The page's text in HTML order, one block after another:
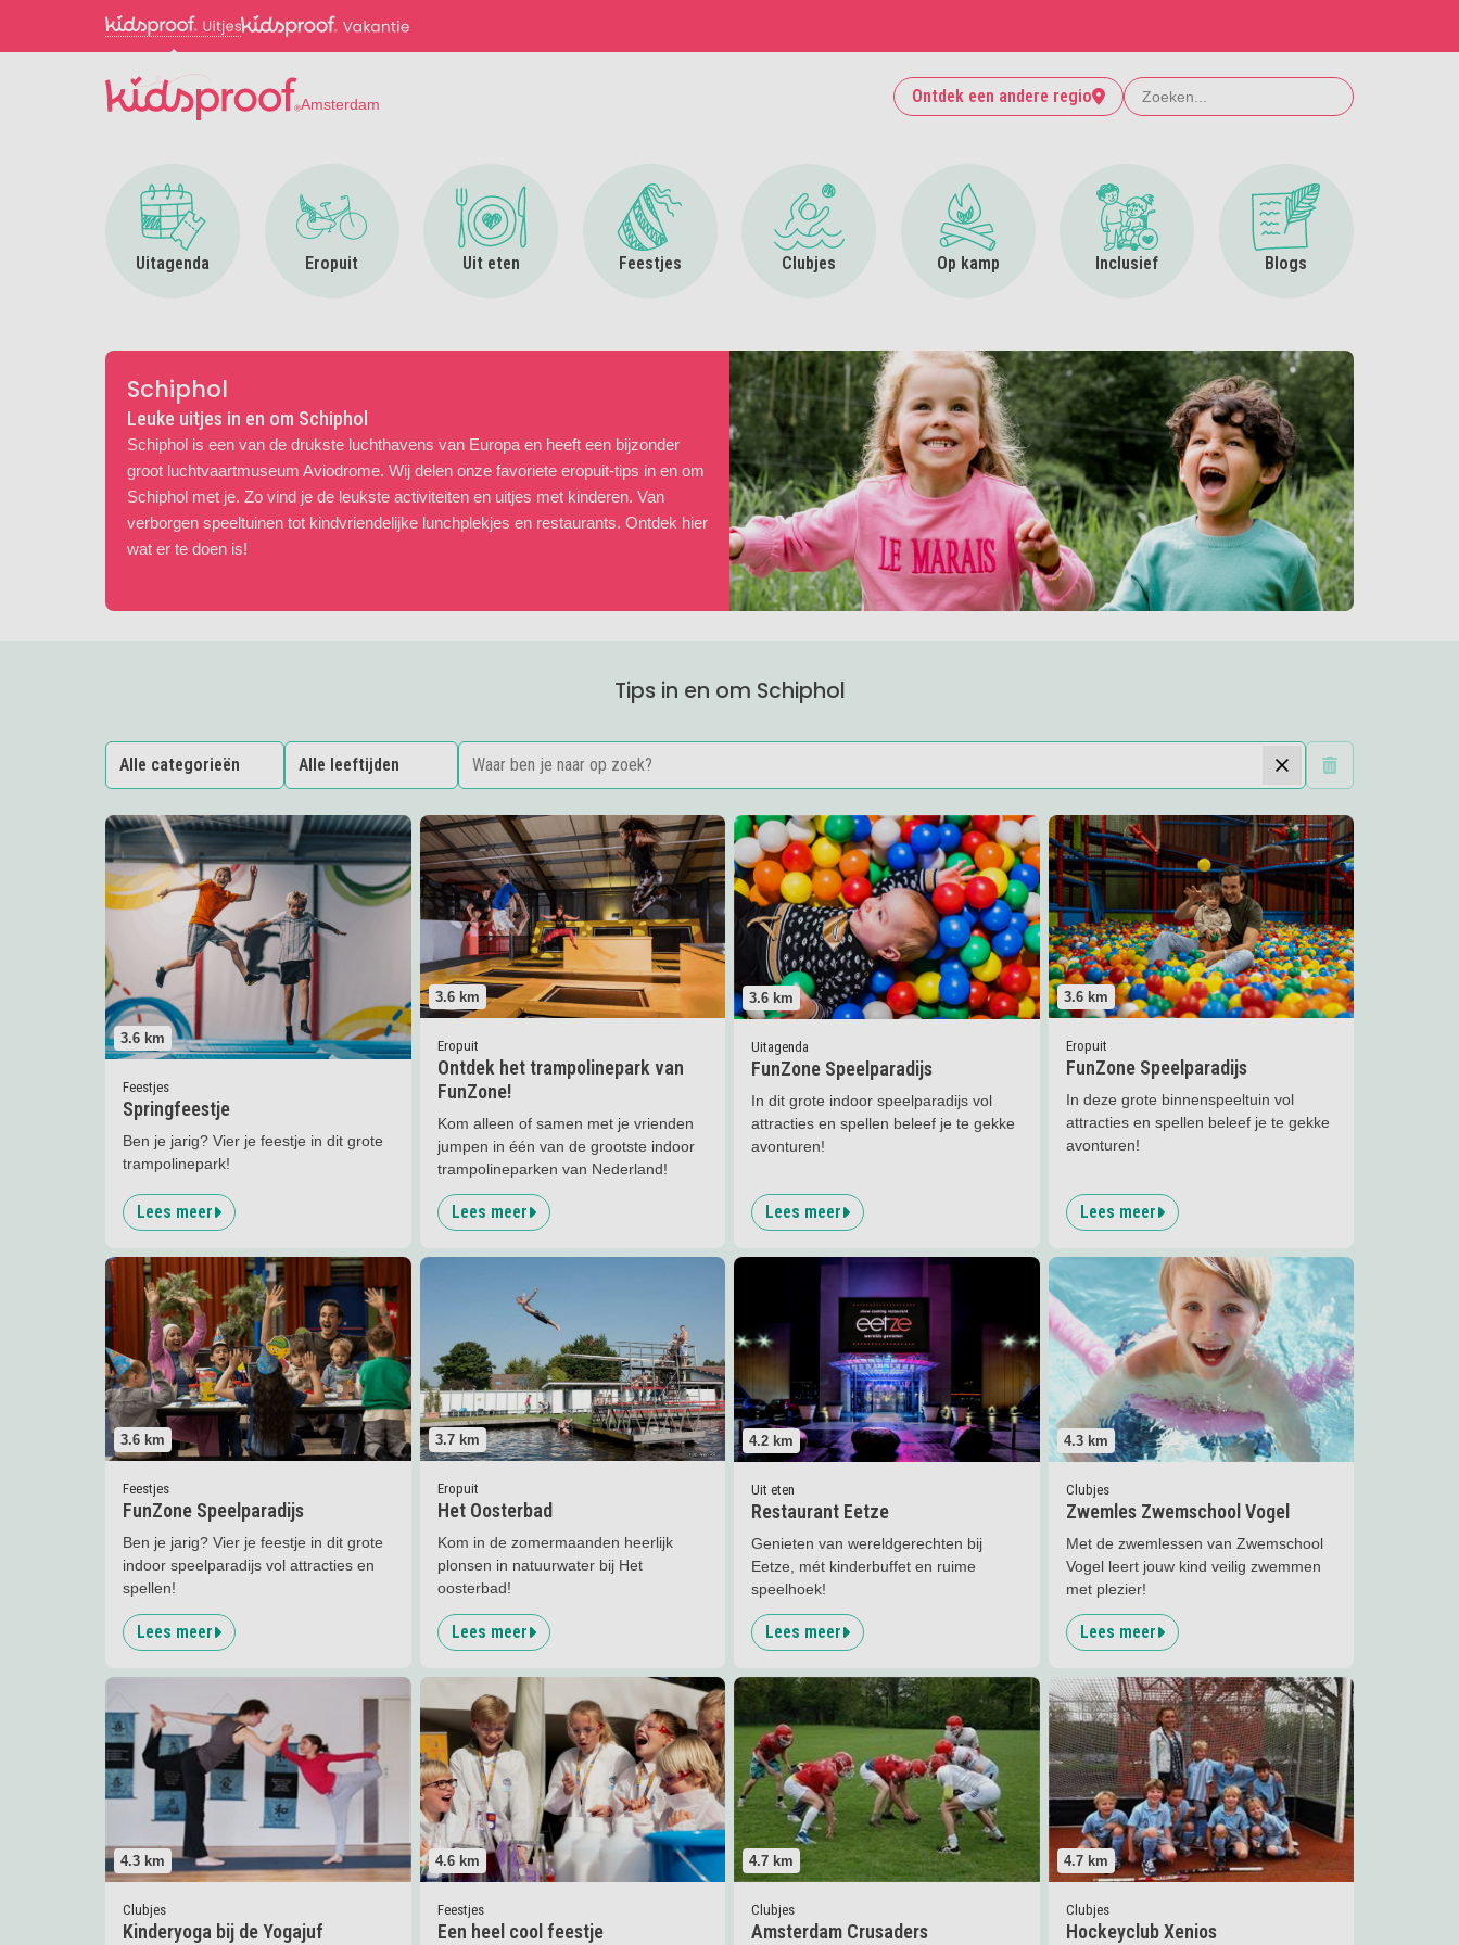
Amsterdam Ontdek een andere regio Zoeken
Uitagenda
Ga naar Uitagenda
Eropuit
Ga naar Eropuit
Uit eten
Ga naar Uit eten
Feestjes
Ga naar Feestjes
Clubjes
Ga naar Clubjes
Op kamp
Ga naar Op kamp
Inclusief
Ga naar Inclusief
Blogs
Ga naar Blogs
Schiphol
Leuke uitjes in en om Schiphol
Schiphol is een van de drukste luchthavens van Europa en heeft een bijzonder
groot luchtvaartmuseum Aviodrome. Wij delen onze favoriete eropuit-tips in en om
Schiphol met je. Zo vind je de leukste activiteiten en uitjes met kinderen. Van
verborgen speeltuinen tot kindvriendelijke lunchplekjes en restaurants. Ontdek hier
wat er te doen is!
Tips in en om Schiphol
Wis filters
3.6 km
Feestjes
Springfeestje
Ben je jarig? Vier je feestje in dit grote
trampolinepark!
Lees meer
Lees meer Springfeestje
3.6 km
Eropuit
Ontdek het trampolinepark van
FunZone!
Kom alleen of samen met je vrienden
jumpen in één van de grootste indoor
trampolineparken van Nederland!
Lees meer
Lees meer Ontdek het trampolinepark van FunZone!
3.6 km
Uitagenda
FunZone Speelparadijs
In dit grote indoor speelparadijs vol
attracties en spellen beleef je te gekke
avonturen!
Lees meer
Lees meer FunZone Speelparadijs
3.6 km
Eropuit
FunZone Speelparadijs
In deze grote binnenspeeltuin vol
attracties en spellen beleef je te gekke
avonturen!
Lees meer
Lees meer FunZone Speelparadijs
3.6 km
Feestjes
FunZone Speelparadijs
Ben je jarig? Vier je feestje in dit grote
indoor speelparadijs vol attracties en
spellen!
Lees meer
Lees meer FunZone Speelparadijs
3.7 km
Eropuit
Het Oosterbad
Kom in de zomermaanden heerlijk
plonsen in natuurwater bij Het
oosterbad!
Lees meer
Lees meer
4.2 km
Uit eten
Restaurant Eetze
Genieten van wereldgerechten bij
Eetze, mét kinderbuffet en ruime
speelhoek!
Lees meer
Lees meer Restaurant Eetze
4.3 km
Clubjes
Zwemles Zwemschool Vogel
Met de zwemlessen van Zwemschool
Vogel leert jouw kind veilig zwemmen
met plezier!
Lees meer
Lees meer Zwemles Zwemschool Vogel
4.3 km
Clubjes
Kinderyoga bij de Yogajuf
Lees meer
4.6 km
Feestjes
Een heel cool feestje
Een heel cool feestje
4.7 km
Clubjes
Amsterdam Crusaders
Lees meer Amsterdam Crusaders
4.7 km
Clubjes
Hockeyclub Xenios
Lees meer Hockeyclub Xenios